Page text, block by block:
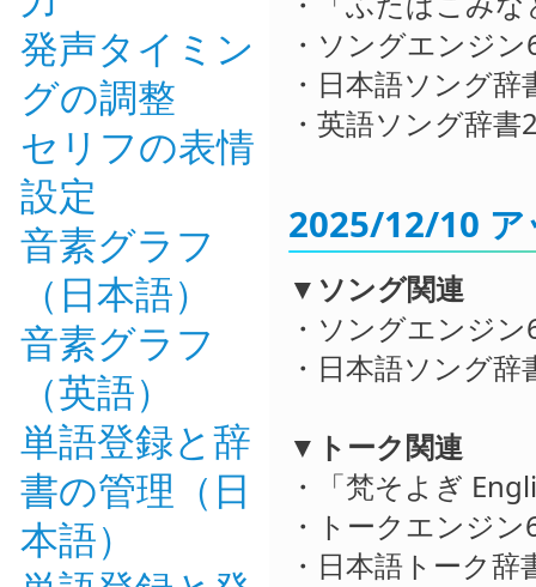
発声タイミン
グの調整
セリフの表情
設定
音素グラフ
（日本語）
音素グラフ
（英語）
単語登録と辞
書の管理（日
本語）
・ソングエンジ
・日本語ソング
・英語ソング辞
2025/12/10 ア
▼ソング関連
・ソングエンジ
・日本語ソング
▼トーク関連
・「梵そよぎ
・トークエンジ
・日本語トーク